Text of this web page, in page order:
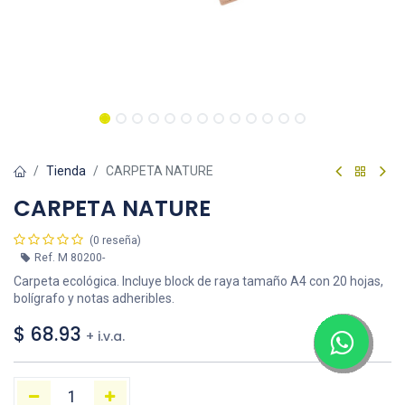
Tienda CARPETA NATURE
CARPETA NATURE
(0 reseña)
Ref. M 80200-
Carpeta ecológica. Incluye block de raya tamaño A4 con 20 hojas,
bolígrafo y notas adheribles.
$ 68.93 + i.v.a.